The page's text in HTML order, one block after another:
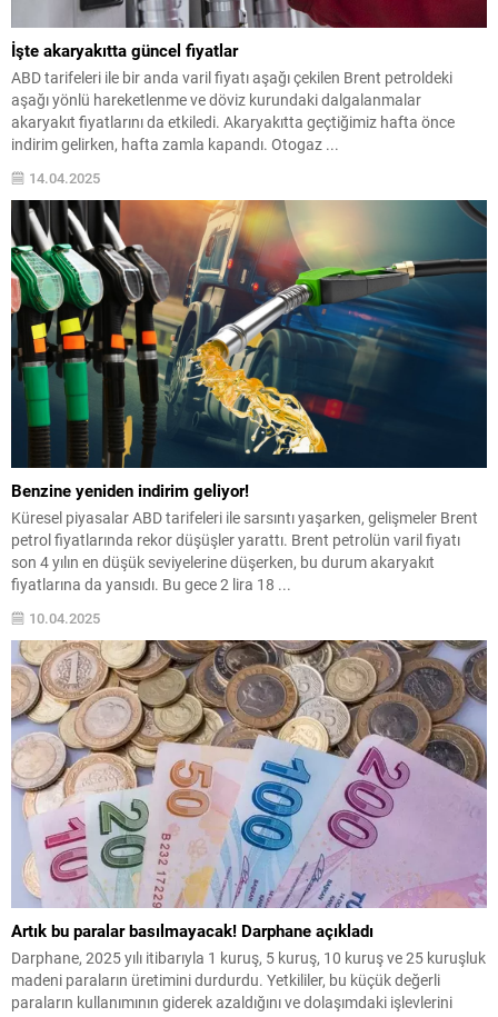
İşte akaryakıtta güncel fiyatlar
ABD tarifeleri ile bir anda varil fiyatı aşağı çekilen Brent petroldeki
aşağı yönlü hareketlenme ve döviz kurundaki dalgalanmalar
akaryakıt fiyatlarını da etkiledi. Akaryakıtta geçtiğimiz hafta önce
indirim gelirken, hafta zamla kapandı. Otogaz ...
14.04.2025
Benzine yeniden indirim geliyor!
Küresel piyasalar ABD tarifeleri ile sarsıntı yaşarken, gelişmeler Brent
petrol fiyatlarında rekor düşüşler yarattı. Brent petrolün varil fiyatı
son 4 yılın en düşük seviyelerine düşerken, bu durum akaryakıt
fiyatlarına da yansıdı. Bu gece 2 lira 18 ...
10.04.2025
Artık bu paralar basılmayacak! Darphane açıkladı
Darphane, 2025 yılı itibarıyla 1 kuruş, 5 kuruş, 10 kuruş ve 25 kuruşluk
madeni paraların üretimini durdurdu. Yetkililer, bu küçük değerli
paraların kullanımının giderek azaldığını ve dolaşımdaki işlevlerini